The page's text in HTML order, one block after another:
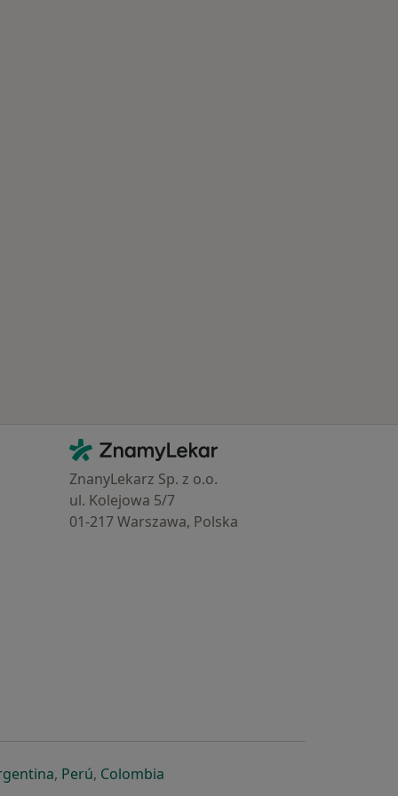
Kontakt
ZnamyLekar - Hlavní stránka
ZnanyLekarz Sp. z o.o.
ul. Kolejowa 5/7
01-217 Warszawa, Polska
záložce
nové záložce
v nové záložce
se otevře v nové záložce
, Perúse otevře v nové záložce
, Colombiase otevře v nové záložce